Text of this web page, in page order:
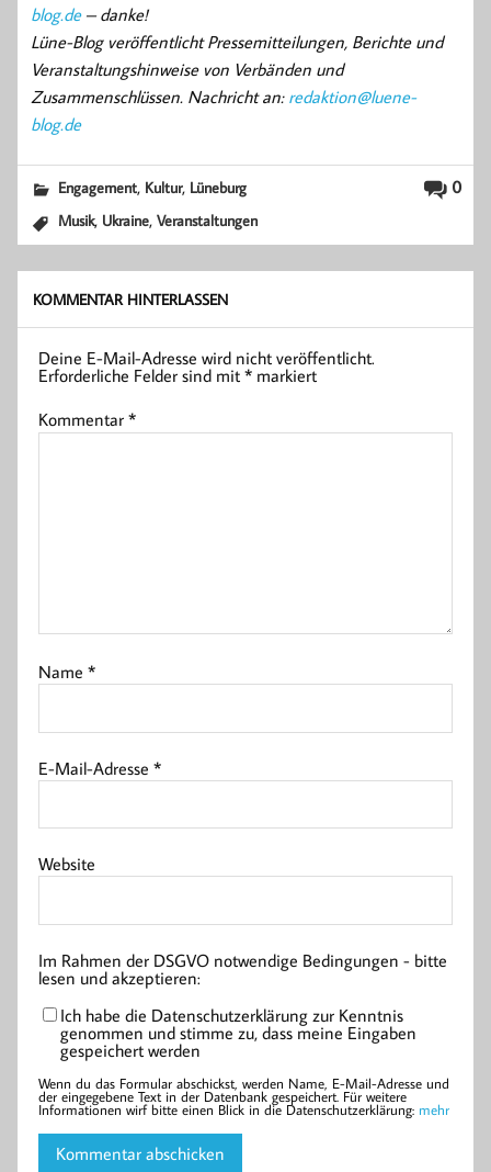
blog.de– danke!
Lüne-Blog veröffentlicht Pressemitteilungen, Berichte und
Veranstaltungshinweise von Verbänden und
Zusammenschlüssen. Nachricht an: redaktion@luene-
blog.de
0
Engagement, Kultur, Lüneburg
Musik, Ukraine,Veranstaltungen
KOMMENTAR HINTERLASSEN
Deine E-Mail-Adresse wird nicht veröffentlicht.
Erforderliche Felder sind mit* markiert
Kommentar*
Name*
E-Mail-Adresse*
Website
Im Rahmen der DSGVO notwendige Bedingungen - bitte
lesen und akzeptieren:
Ich habe die Datenschutzerklärung zur Kenntnis
genommen und stimme zu, dass meine Eingaben
gespeichert werden
Wenn du das Formular abschickst, werden Name, E-Mail-Adresse und
der eingegebene Text in der Datenbank gespeichert. Für weitere
Informationen wirf bitte einen Blick in die Datenschutzerklärung: mehr